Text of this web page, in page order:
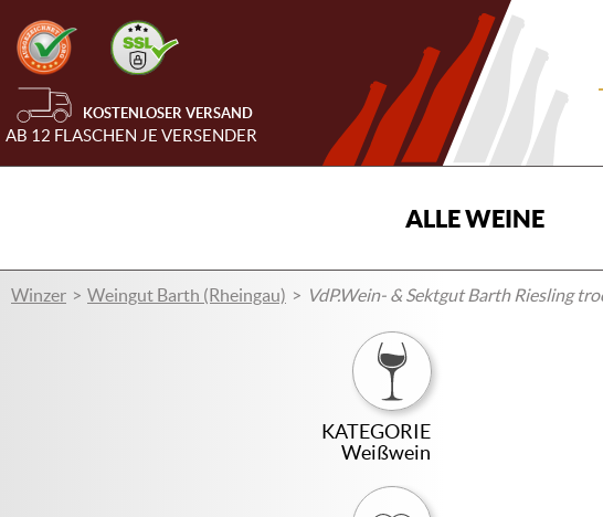
KOSTENLOSER VERSAND
AB 12 FLASCHEN JE VERSENDER
ALLE WEINE
Winzer Weingut Barth (Rheingau) VdP.Wein- & Sektgut Barth Riesling
KATEGORIE
Weißwein